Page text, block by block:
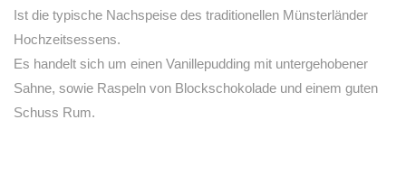
Ist die typische Nachspeise des traditionellen Münsterländer
Hochzeitsessens.
Es handelt sich um einen Vanillepudding mit untergehobener
Sahne, sowie Raspeln von Blockschokolade und einem guten
Schuss Rum.